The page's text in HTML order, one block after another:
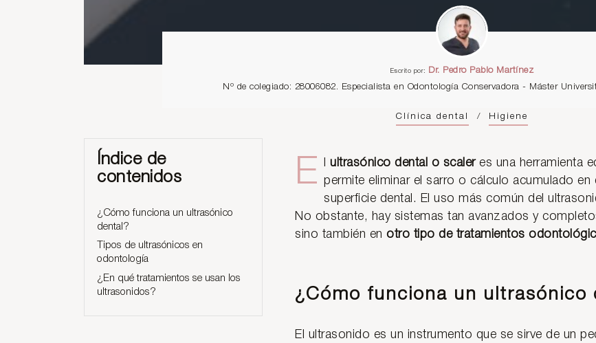
Escrito por:
Dr. Pedro Pablo Martínez
Nº de colegiado: 28006082. Especialista en Odontología Conservadora - Máster
Clínica dental / Higiene
E lultrasónico dental o scaleres una herramienta
permite eliminar el sarro o cálculo acumulado en
superficie dental. El uso más común del
No obstante, hay sistemas tan avanzados y
sino también enotro tipo de tratamientos
¿Cómo funciona un ultrasónico
El ultrasonido es un instrumento que se sirve de un
Índice de
contenidos
¿Cómo funciona un ultrasónico
dental?
Tipos de ultrasónicos en
odontología
¿En qué tratamientos se usan los
ultrasonidos?